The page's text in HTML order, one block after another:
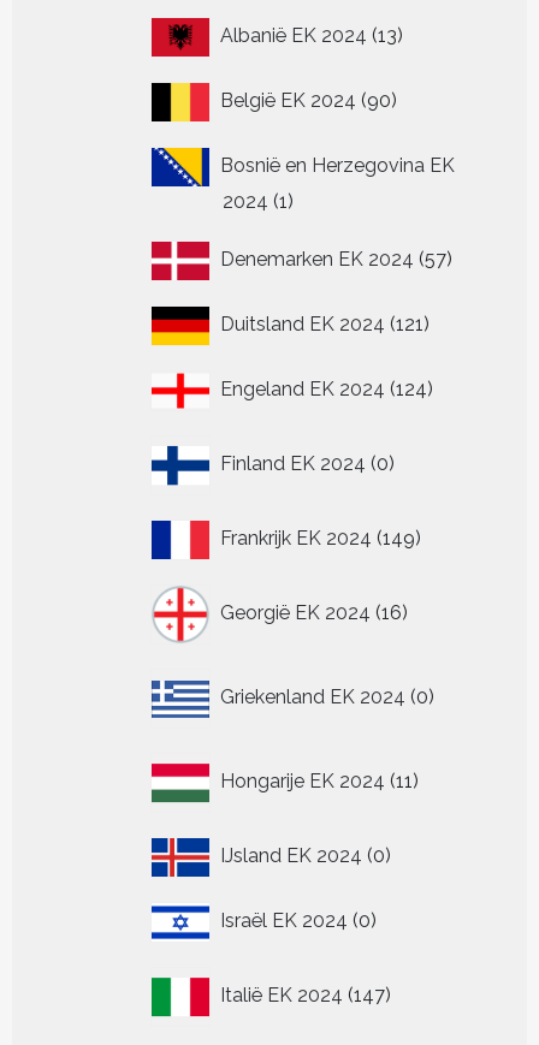
Albanië EK 2024 1313
België EK 2024 9090
Bosnië en Herzegovina EK
2024 11
Denemarken EK 2024 5757
Duitsland EK 2024 121121
Engeland EK 2024 124124
Finland EK 2024 0
producten
Frankrijk EK 2024 149149
Georgië EK 2024 16
producten
Griekenland EK 2024 0
producten
Hongarije EK 2024 11
producten
IJsland EK 2024 00
Israël EK 2024 00
Italië EK 2024 147
producten